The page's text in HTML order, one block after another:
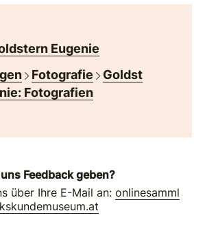
Eugenie
Fotografie
Goldst
Fotografien
Feedback geben?
über Ihre E-Mail an:onlinesamml